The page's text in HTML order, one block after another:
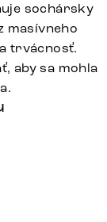
sochársky
masívneho
trvácnosť.
aby sa mohla